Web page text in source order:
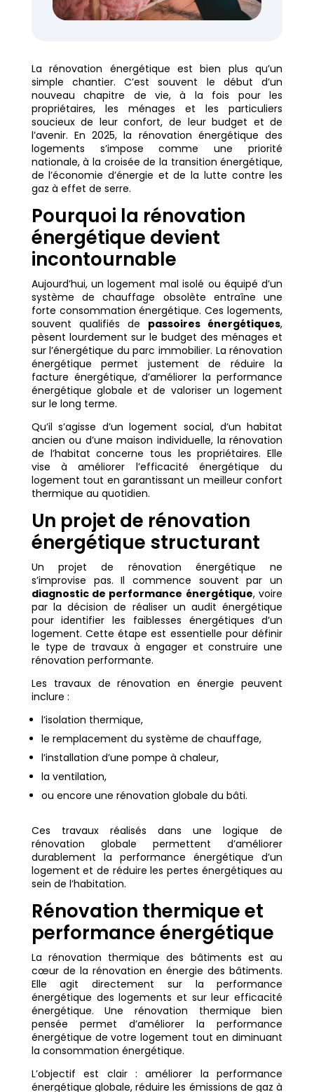
La rénovation énergétique est bien plus qu’un
simple chantier. C’est souvent le début d’un
nouveau chapitre de vie, à la fois pour les
propriétaires, les ménages et les particuliers
soucieux de leur confort, de leur budget et de
l’avenir. En 2025, la rénovation énergétique des
logements s’impose comme une priorité
nationale, à la croisée de la transition énergétique,
de l’économie d’énergie et de la lutte contre les
gaz à effet de serre.
Pourquoi la rénovation
énergétique devient
incontournable
Aujourd’hui, un logement mal isolé ou équipé d’un
système de chauffage obsolète entraîne une
forte consommation énergétique. Ces logements,
souvent qualifiés de passoires énergétiques,
pèsent lourdement sur le budget des ménages et
sur l’énergétique du parc immobilier. La rénovation
énergétique permet justement de réduire la
facture énergétique, d’améliorer la performance
énergétique globale et de valoriser un logement
sur le long terme.
Qu’il s’agisse d’un logement social, d’un habitat
ancien ou d’une maison individuelle, la rénovation
de l’habitat concerne tous les propriétaires. Elle
vise à améliorer l’efficacité énergétique du
logement tout en garantissant un meilleur confort
thermique au quotidien.
Un projet de rénovation
énergétique structurant
Un projet de rénovation énergétique ne
s’improvise pas. Il commence souvent par un
diagnostic de performance énergétique, voire
par la décision de réaliser un audit énergétique
pour identifier les faiblesses énergétiques d’un
logement. Cette étape est essentielle pour définir
le type de travaux à engager et construire une
rénovation performante.
Les travaux de rénovation en énergie peuvent
inclure :
l’isolation thermique,
le remplacement du système de chauffage,
l’installation d’une pompe à chaleur,
la ventilation,
ou encore une rénovation globale du bâti.
Ces travaux réalisés dans une logique de
rénovation globale permettent d’améliorer
durablement la performance énergétique d’un
logement et de réduire les pertes énergétiques au
sein de l’habitation.
Rénovation thermique et
performance énergétique
La rénovation thermique des bâtiments est au
cœur de la rénovation en énergie des bâtiments.
Elle agit directement sur la performance
énergétique des logements et sur leur efficacité
énergétique. Une rénovation thermique bien
pensée permet d’améliorer la performance
énergétique de votre logement tout en diminuant
la consommation énergétique.
L’objectif est clair : améliorer la performance
énergétique globale, réduire les émissions de gaz à